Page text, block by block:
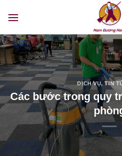
qua
dung
DỊCH VỤ,TIN
Các bước trong quy